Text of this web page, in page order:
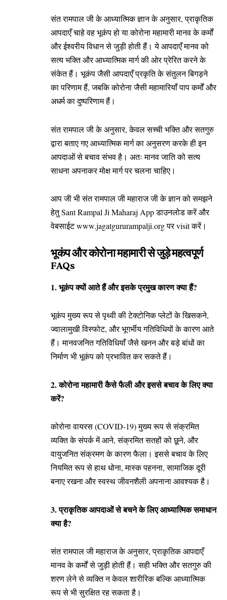
संत रामपाल जी के आध्यात्मिक ज्ञान के अनुसार, प्राकृतिक
आपदाएँ चाहे वह भूकंप हो या कोरोना महामारी मानव के कर्मों
और ईश्वरीय विधान से जुड़ी होती हैं। ये आपदाएँ मानव को
सत्य भक्ति और आध्यात्मिक मार्ग की ओर प्रेरित करने के
संकेत हैं। भूकंप जैसी आपदाएँ प्रकृति के संतुलन बिगड़ने
का परिणाम हैं, जबकि कोरोना जैसी महामारियाँ पाप कर्मों और
अधर्म का दुष्परिणाम हैं।
संत रामपाल जी के अनुसार, केवल सच्ची भक्ति और सतगुरु
द्वारा बताए गए आध्यात्मिक मार्ग का अनुसरण करके ही इन
आपदाओं से बचाव संभव है। अतः मानव जाति को सत्य
साधना अपनाकर मोक्ष मार्ग पर चलना चाहिए।
आप जी भी संत रामपाल जी महाराज जी के ज्ञान को समझने
हेतु Sant Rampal Ji Maharaj App डाउनलोड करें और
वेबसाईट www.jagatgururampalji.org पर visit करें।
भूकंप और कोरोना महामारी से जुड़े महत्वपूर्ण
FAQs
1. भूकंप क्यों आते हैं और इसके प्रमुख कारण क्या हैं?
भूकंप मुख्य रूप से पृथ्वी की टेक्टोनिक प्लेटों के खिसकने,
ज्वालामुखी विस्फोट, और भूगर्भीय गतिविधियों के कारण आते
हैं। मानवजनित गतिविधियाँ जैसे खनन और बड़े बांधों का
निर्माण भी भूकंप को प्रभावित कर सकते हैं।
2. कोरोना महामारी कैसे फैली और इससे बचाव के लिए क्या
करें?
कोरोना वायरस (COVID-19) मुख्य रूप से संक्रमित
व्यक्ति के संपर्क में आने, संक्रमित सतहों को छूने, और
वायुजनित संक्रमण के कारण फैला। इससे बचाव के लिए
नियमित रूप से हाथ धोना, मास्क पहनना, सामाजिक दूरी
बनाए रखना और स्वस्थ जीवनशैली अपनाना आवश्यक है।
3. प्राकृतिक आपदाओं से बचने के लिए आध्यात्मिक समाधान
क्या है?
संत रामपाल जी महाराज के अनुसार, प्राकृतिक आपदाएँ
मानव के कर्मों से जुड़ी होती हैं। सही भक्ति और सतगुरु की
शरण लेने से व्यक्ति न केवल शारीरिक बल्कि आध्यात्मिक
रूप से भी सुरक्षित रह सकता है।